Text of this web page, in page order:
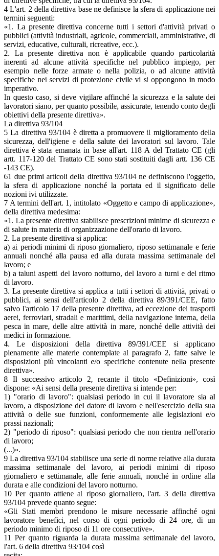
4 L'art. 2 della direttiva base ne definisce la sfera di applicazione nei
termini seguenti:
«1. La presente direttiva concerne tutti i settori d'attività privati o
pubblici (attività industriali, agricole, commerciali, amministrative, di
servizi, educative, culturali, ricreative, ecc.).
2. La presente direttiva non è applicabile quando particolarità
inerenti ad alcune attività specifiche nel pubblico impiego, per
esempio nelle forze armate o nella polizia, o ad alcune attività
specifiche nei servizi di protezione civile vi si oppongono in modo
imperativo.
In questo caso, si deve vigilare affinché la sicurezza e la salute dei
lavoratori siano, per quanto possibile, assicurate, tenendo conto degli
obiettivi della presente direttiva».
La direttiva 93/104
5 La direttiva 93/104 è diretta a promuovere il miglioramento della
sicurezza, dell'igiene e della salute dei lavoratori sul lavoro. Tale
direttiva è stata emanata in base all'art. 118 A del Trattato CE (gli
artt. 117-120 del Trattato CE sono stati sostituiti dagli artt. 136 CE
-143 CE).
61 due primi articoli della direttiva 93/104 ne definiscono l'oggetto,
la sfera di applicazione nonché la portata ed il significato delle
nozioni ivi utilizzate.
7 A termini dell'art. 1, intitolato «Oggetto e campo di applicazione»,
della direttiva medesima:
«1. La presente direttiva stabilisce prescrizioni minime di sicurezza e
di salute in materia di organizzazione dell'orario di lavoro.
2. La presente direttiva si applica:
a) ai periodi minimi di riposo giornaliero, riposo settimanale e ferie
annuali nonché alla pausa ed alla durata massima settimanale del
lavoro; e
b) a taluni aspetti del lavoro notturno, del lavoro a turni e del ritmo
di lavoro.
3. La presente direttiva si applica a tutti i settori di attività, privati o
pubblici, ai sensi dell'articolo 2 della direttiva 89/391/CEE, fatto
salvo l'articolo 17 della presente direttiva, ad eccezione dei trasporti
aerei, ferroviari, stradali e marittimi, della navigazione interna, della
pesca in mare, delle altre attività in mare, nonché delle attività dei
medici in formazione.
4. Le disposizioni della direttiva 89/391/CEE si applicano
pienamente alle materie contemplate al paragrafo 2, fatte salve le
disposizioni più vincolanti e/o specifiche contenute nella presente
direttiva».
8 Il successivo articolo 2, recante il titolo «Definizioni», così
dispone: «Ai sensi della presente direttiva si intende per:
1) "orario di lavoro": qualsiasi periodo in cui il lavoratore sia al
lavoro, a disposizione del datore di lavoro e nell'esercizio della sua
attività o delle sue funzioni, conformemente alle legislazioni e/o
prassi nazionali;
2) "periodo di riposo": qualsiasi periodo che non rientra nell'orario
di lavoro;
(...)».
9 La direttiva 93/104 stabilisce una serie di norme relative alla durata
massima settimanale del lavoro, ai periodi minimi di riposo
giornaliero e settimanale, alle ferie annuali, nonché in ordine alla
durata e alle condizioni del lavoro notturno.
10 Per quanto attiene al riposo giornaliero, l'art. 3 della direttiva
93/104 prevede quanto segue:
«Gli Stati membri prendono le misure necessarie affinché ogni
lavoratore benefici, nel corso di ogni periodo di 24 ore, di un
periodo minimo di riposo di 11 ore consecutive».
11 Per quanto riguarda la durata massima settimanale del lavoro,
l'art. 6 della direttiva 93/104 così